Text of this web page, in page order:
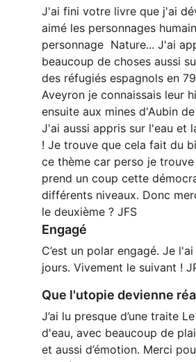
J'ai fini votre livre que j'ai
aimé les personnages
personnage  Nature... J'ai
beaucoup de choses aussi
des réfugiés espagnols en
Aveyron je connaissais leur
ensuite aux mines d'Aubin
J'ai aussi appris sur l'eau et
! Je trouve que cela fait du
ce thème car perso je
prend un coup cette
différents niveaux. Donc
le deuxième ? JFS
Engagé
C’est un polar engagé. Je
jours. Vivement le suivant !
Que l'utopie devienne
J’ai lu presque d’une traite
d'eau, avec beaucoup de
et aussi d’émotion. Merci